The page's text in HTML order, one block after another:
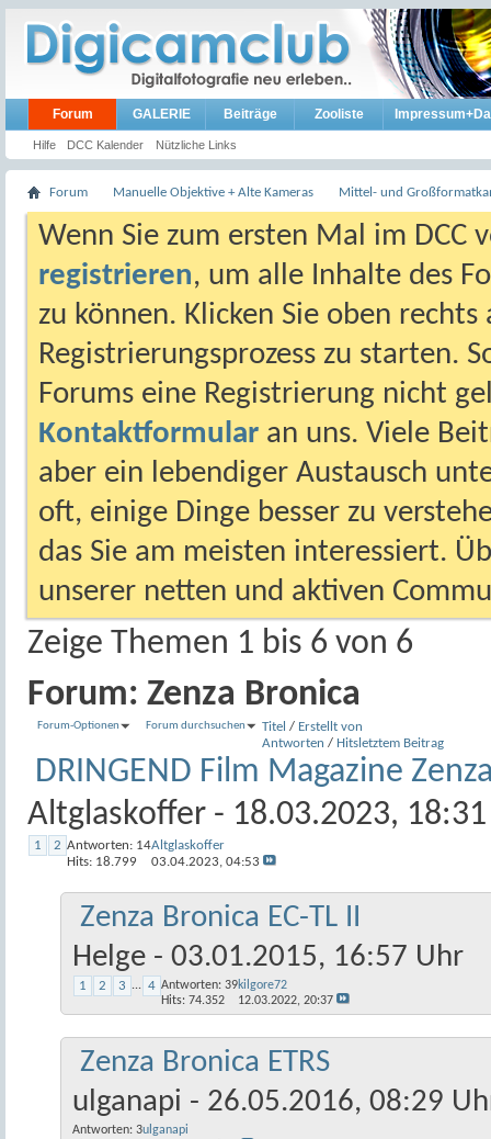
Forum
Hilfe DCC Kalender Nützliche Links
GALERIE Beiträge Zooliste
Forum Manuelle Objektive + Alte Kameras Mittel- und
Wenn Sie zum ersten Mal im DCC
registrieren, um alle Inhalte des
zu können. Klicken Sie oben
Registrierungsprozess zu starten.
Forums eine Registrierung nicht
Kontaktformular an uns. Viele
aber ein lebendiger Austausch
oft, einige Dinge besser zu
das Sie am meisten interessiert.
unserer netten und aktiven
Zeige Themen 1 bis 6 von 6
Forum: Zenza Bronica
Forum-Optionen Forum durchsuchen Titel / Erstellt von
Antworten / Hits letztem Beitrag
DRINGEND Film Magazine
Altglaskoffer - 18.03.2023,
1 2 Antworten: 14
Hits: 18.799
Altglaskoffer
03.04.2023, 04:53
Zenza Bronica EC-TL II
Helge - 03.01.2015, 16:57 Uhr
1 2 3 ... 4 Antworten: 39
Hits: 74.352
kilgore72
12.03.2022, 20:37
Zenza Bronica ETRS
ulganapi - 26.05.2016, 08:29
Antworten: 3ulganapi